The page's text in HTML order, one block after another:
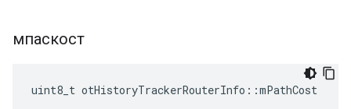
мпаскост
uint8_t otHistoryTrackerRouterInfo ::mPathCost